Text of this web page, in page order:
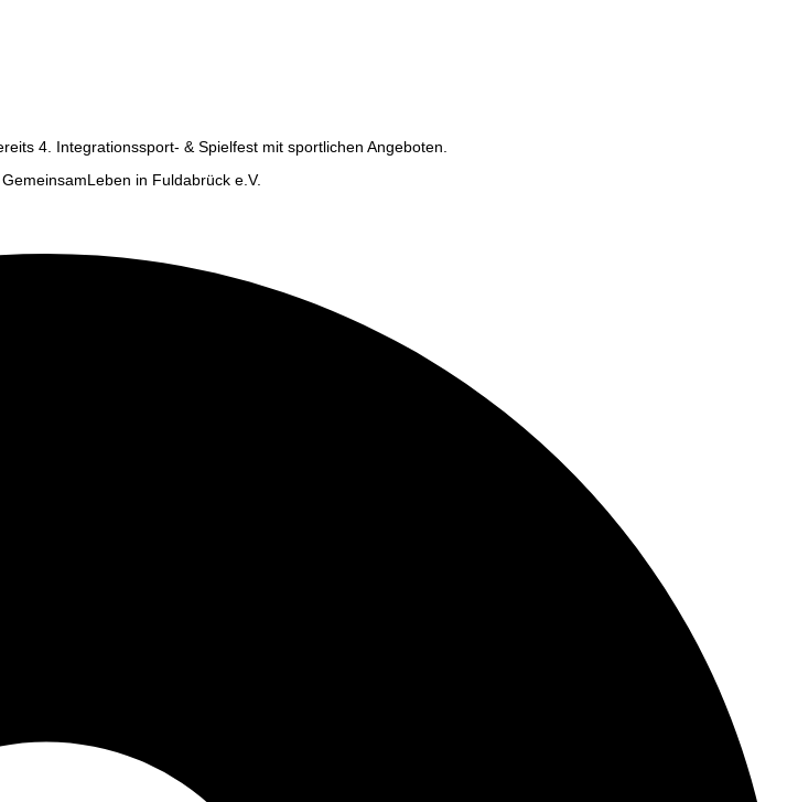
4. Integrationssport- & Spielfest mit sportlichen Angeboten.
in Fuldabrück e.V.